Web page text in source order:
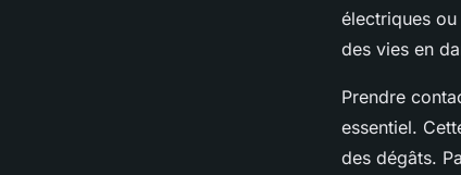
électriques
des vies en
Prendre
essentiel.
des dégâts.